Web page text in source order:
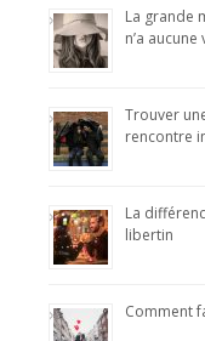
La grande
n’a
Trouver
rencontre
La
libertin
Comment